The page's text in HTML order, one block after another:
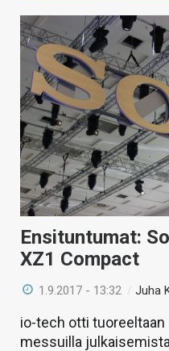
Ensituntumat:
XZ1 Compact
1.9.2017 - 13:32 /Juha
io-tech otti tuoreeltaan
messuilla